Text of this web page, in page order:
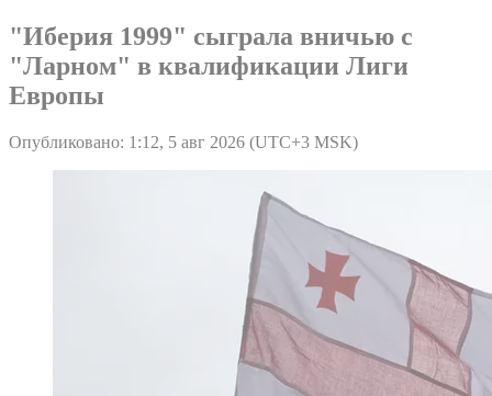
"Иберия 1999" сыграла вничью с
"Ларном" в квалификации Лиги
Европы
Опубликовано: 1:12, 5 авг 2026 (UTC+3 MSK)